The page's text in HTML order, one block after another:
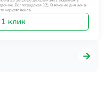
Волгоградская 32). В течение дня цена
маркетплейса.
клик